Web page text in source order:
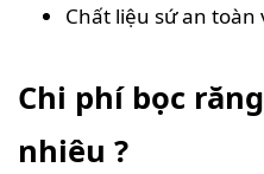
Chất liệu sứ an toàn
Chi phí bọc
nhiêu ?